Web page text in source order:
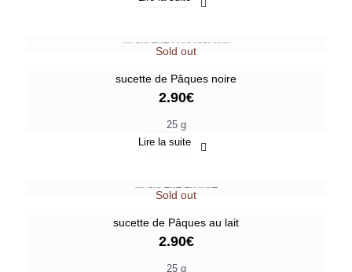
Sold out
sucette de Pâques noire
2.90€
25 g
Lire la suite
Sold out
sucette de Pâques au lait
2.90€
25 g